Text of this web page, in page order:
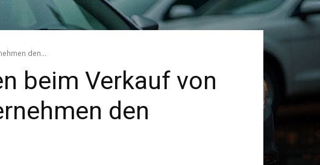
den...
beim Verkauf von
den